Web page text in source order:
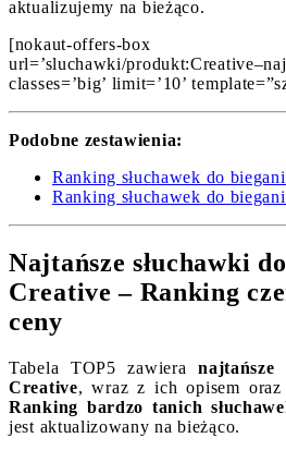
aktualizujemy na bieżąco.
[nokaut-offers-box
url=’sluchawki/
classes=’big’ limit=’10’
Podobne zestawienia:
Ranking słuchawek do
Ranking słuchawek do
Najtańsze słuchawki
Creative – Ranking
ceny
Tabela TOP5 zawieranajtańsze
Creative, wraz z ich opisem oraz
Ranking bardzo tanich
jest aktualizowany na bieżąco.